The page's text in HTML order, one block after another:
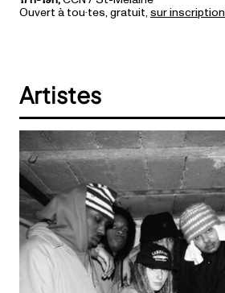
Ouvert à tou·tes, gratuit, sur inscription
Artistes